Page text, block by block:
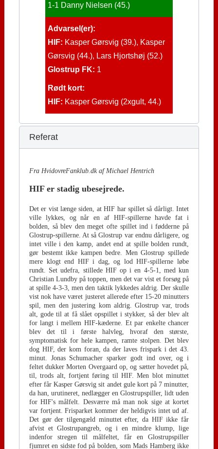
1-1 Danny Nielsen (45.)
Advarsel(er):
HIF: Kasper Gørsvig (39.), Kasper
Gørsvig (44.), Lars Hjortshøj (52.)
Glostrup FK: 1
Rødt kort:
HIF: Kasper Gørsvig (2xgult, 44.)
Referat
Fra HvidovreFanklub.dk af Michael Hentrich
HIF er stadigubesejrede.
Det er vist længe siden, at HIF har spillet så dårligt. Intet
ville lykkes, og når en af HIF-spillerne havde fat i
bolden, så blev den meget ofte spillet ind i fødderne på
Glostrup-spillerne. At så Glostrup var endnu dårligere, og
intet ville i den kamp, andet end at spille bolden rundt,
gør bestemt ikke kampen bedre. Men Glostrup spillede
mere klogt end HIF i dag, og lod HIF-spillerne løbe
rundt. Set udefra, stillede HIF op i en 4-5-1, med kun
Christian Lundby på toppen, men det var vist et forsøg på
at spille 4-3-3, men den taktik lykkedes aldrig. Der skulle
vist nok have været justeret allerede efter 15-20 minutters
spil, men den justering kom aldrig. Glostrup var, trods
alt, gode til at få slået opspillet i stykker, så der blev alt
for langt i mellem HIF-kæderne. Et par enkelte chancer
blev det til i første halvleg, hvoraf den største,
symptomatisk for hele kampen, ramte stolpen. Det blev
dog HIF, der kom foran, da der laves frispark i det 43.
minut. Jonas Schumacher sparker godt ind over, og i
feltet dukker Morten Overgaard op, og sætter hovedet på,
til, trods alt, fortjent føring til HIF. Men blot minuttet
efter får Kasper Gørsvig sit andet gule kort på 7 minutter,
da han, urutineret, nedlægger en Glostrupspiller, lidt uden
for HIF's målfelt. Desværre må man nok sige at kortet
var fortjent. Frisparket kommer der heldigvis intet ud af.
Det gør der tilgengæld minuttet efter, da HIF ikke får
afvist et Glostrupangreb, og i en mindre klump, lige
indenfor stregen til målfeltet, får en Glostrupspiller
fjumret en sidste fod på bolden, som Mads Hamberg ikke